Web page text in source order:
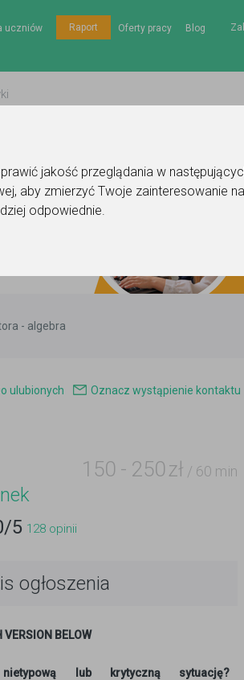
jakość przeglądania w
, aby zmierzyć Twoje zainteresowanie
odpowiednie.
uczniów Raport Oferty pracy Blog
- algebra
ulubionych Oznacz wystąpienie kontaktu
150 - 250 zł / 60 min
/5 128 opinii
ogłoszenia
VERSION BELOW
lub krytyczną sytuację?